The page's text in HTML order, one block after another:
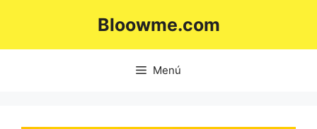
Bloowme.com
Menú